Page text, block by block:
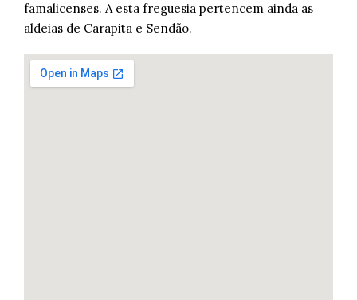
famalicenses. A esta freguesia pertencem ainda as
aldeias de Carapita e Sendão.